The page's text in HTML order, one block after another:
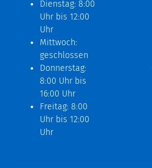
Dienstag: 8:00
Uhr bis 12:00
Uhr
Mittwoch:
geschlossen
Donnerstag:
8:00 Uhr bis
16:00 Uhr
Freitag: 8:00
Uhr bis 12:00
Uhr